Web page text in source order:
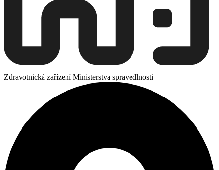
Zdravotnická zařízení Ministerstva spravedlnosti